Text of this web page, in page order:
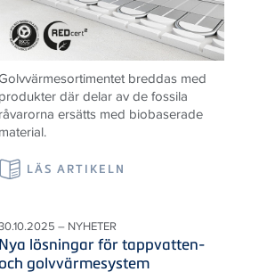
breddas med
produkter där delar av de fossila
råvarorna ersätts med biobaserade
material.
LÄS ARTIKELN
– NYHETER
Nya lösningar för tappvatten-
och golvvärmesystem